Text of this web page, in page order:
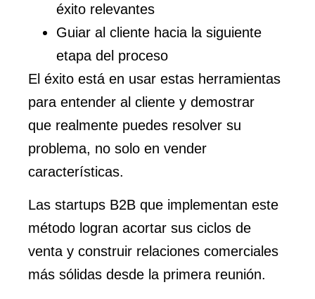
éxito relevantes
Guiar al cliente hacia la siguiente
etapa del proceso
El éxito está en usar estas herramientas
para entender al cliente y demostrar
que realmente puedes resolver su
problema, no solo en vender
características.
Las startups B2B que implementan este
método logran acortar sus ciclos de
venta y construir relaciones comerciales
más sólidas desde la primera reunión.